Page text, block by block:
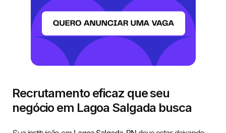
Recrutamento eficaz que seu
negócio em Lagoa Salgada busca